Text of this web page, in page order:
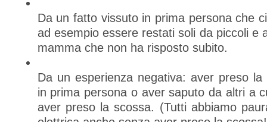
Da un fatto vissuto in prima persona che
ad esempio essere restati soli da piccoli e
mamma che non ha risposto subito.
Da un esperienza negativa: aver preso la
in prima persona o aver saputo da altri a
aver preso la scossa. (Tutti abbiamo